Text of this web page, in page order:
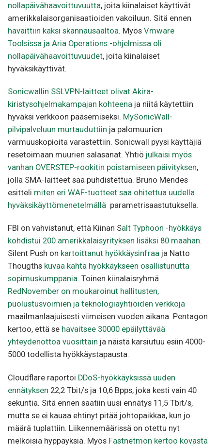
nollapäivähaavoittuvuutta, joita kiinalaiset käyttivät
amerikkalaisorganisaatioiden vakoiluun. Sitä ennen
havaittiin kaksi skannausaaltoa. Myös Vmware
Toolsissa ja Aria Operations -ohjelmissa oli
nollapäivähaavoittuvuudet, joita kiinalaiset
hyväksikäyttivät.
Sonicwallin SSLVPN-laitteet olivat Akira-
kiristysohjelmakampajan kohteena ja niitä käytettiin
hyväksi verkkoon pääsemiseksi. MySonicWall-
pilvipalveluun murtauduttiin ja palomuurien
varmuuskopioita varastettiin. Sonicwall pyysi käyttäjiä
resetoimaan muurien salasanat. Yhtiö julkaisi myös
vanhan OVERSTEP-rookitin poistamiseen päivityksen,
jolla SMA-laitteet saa puhdistettua. Bruno Mendes
esitteli miten eri WAF-tuotteet saa ohitettua uudella
hyväksikäyttömenetelmällä parametrisaastutuksella.
FBI on vahvistanut, että Kiinan Salt Typhoon -hyökkäys
kohdistui 200 amerikkalaisyrityksen lisäksi 80 maahan.
Silent Push on kartoittanut hyökkäysinfraa ja Natto
Thougths kuvaa kahta hyökkäykseen osallistunutta
sopimuskumppania. Toinen kiinalaisryhmä
RedNovember on moukaroinut hallitusten,
puolustusvoimien ja teknologiayhtiöiden verkkoja
maailmanlaajuisesti viimeisen vuoden aikana. Pentagon
kertoo, että se havaitsee 30000 epäilyttävää
yhteydenottoa vuosittain ja näistä karsiutuu esiin 4000-
5000 todellista hyökkäystapausta.
Cloudflare raportoi DDoS-hyökkäyksissä uuden
ennätyksen 22,2 Tbit/s ja 10,6 Bpps, joka kesti vain 40
sekuntia. Sitä ennen saatiin uusi ennätys 11,5 Tbit/s,
mutta se ei kauaa ehtinyt pitää johtopaikkaa, kun jo
määrä tuplattiin. Liikennemäärissä on otettu nyt
melkoisia hyppäyksiä. Myös Fastnetmon kertoo kovasta